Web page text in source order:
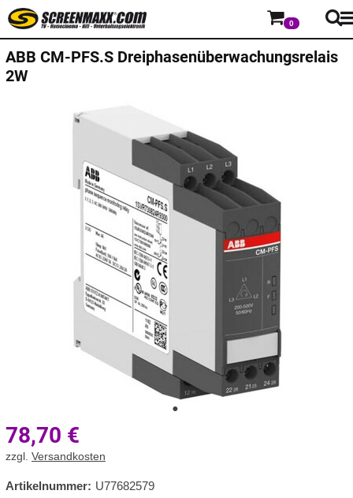
0
ABB CM-PFS.S Dreiphasenüberwachungsrelais
2W
78,70 €
zzgl. Versandkosten
Artikelnummer: U77682579